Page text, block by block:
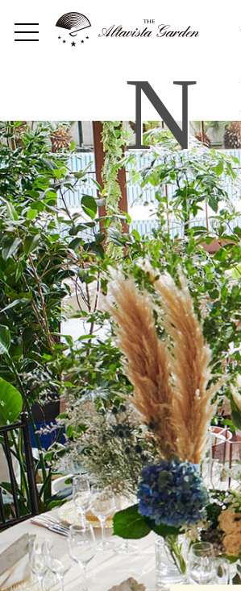
Home
Concept
Restaurant
イベント
メニュー
Party
N